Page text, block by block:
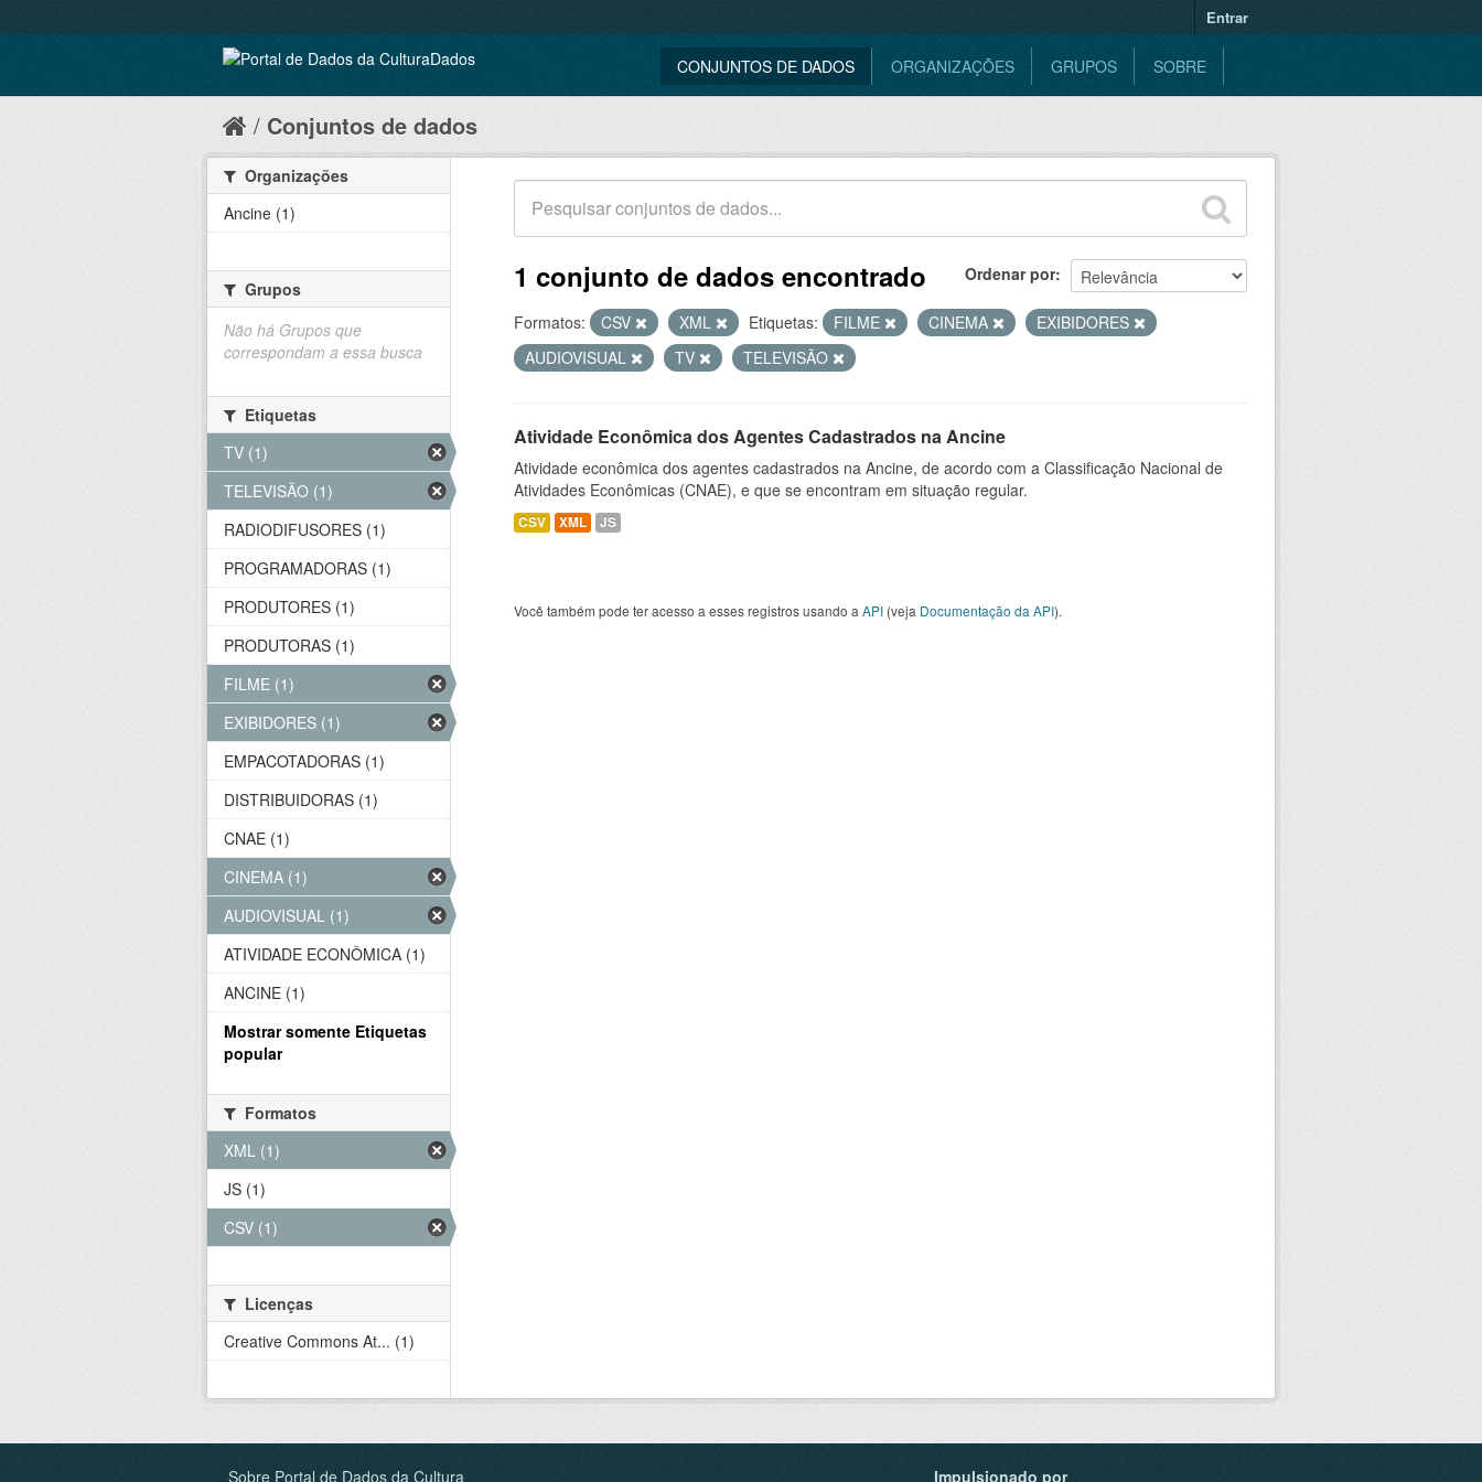
Entrar
CONJUNTOS DE DADOS ORGANIZAÇÕES GRUPOS SOBRE
Conjuntos de dados
Ordenar por
1 conjunto de dados encontrado
Formatos: CSV XML Etiquetas: FILME CINEMA
EXIBIDORES
AUDIOVISUAL
TV TELEVISÃO
Atividade Econômica dos Agentes Cadastrados na Ancine
Atividade econômica dos agentes cadastrados na Ancine, de acordo com a Classificação Nacional de
Atividades Econômicas (CNAE), e que se encontram em situação regular.
CSV XML JS
Você também pode ter acesso a esses registros usando a API (veja Documentação da API).
Organizações
Ancine (1)
Grupos
Não há Grupos que
correspondam a essa busca
Etiquetas
TV (1)
TELEVISÃO (1)
RADIODIFUSORES (1)
PROGRAMADORAS (1)
PRODUTORES (1)
PRODUTORAS (1)
FILME (1)
EXIBIDORES (1)
EMPACOTADORAS (1)
DISTRIBUIDORAS (1)
CNAE (1)
CINEMA (1)
AUDIOVISUAL (1)
ATIVIDADE ECONÔMICA (1)
ANCINE (1)
Mostrar somente Etiquetas
popular
Formatos
XML (1)
JS (1)
CSV (1)
Licenças
Creative Commons At... (1)
Sobre Portal de Dados da Cultura Impulsionado por